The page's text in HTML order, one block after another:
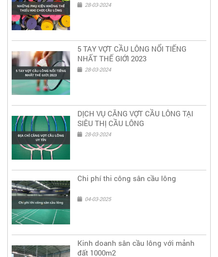
28-03-2024
5 TAY VỢT CẦU LÔNG NỔI TIẾNG
NHẤT THẾ GIỚI 2023
28-03-2024
DỊCH VỤ CĂNG VỢT CẦU LÔNG TẠI
SIÊU THỊ CẦU LÔNG
28-03-2024
Chi phí thi công sân cầu lông
04-03-2025
Kinh doanh sân cầu lông với mảnh
đất 1000m2